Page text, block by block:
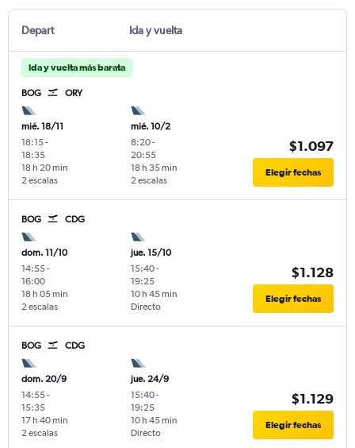
Depart Ida y vuelta
Ida y vuelta más barata
BOG ORY
mié. 18/11
18:15-
18:35
2 escalas
18 h 20 min
mié. 10/2
8:20-
20:55
2 escalas
18 h 35 min
$1.097
Elegir fechas
BOG CDG
dom. 11/10
14:55-
16:00
2 escalas
18 h 05 min
jue. 15/10
15:40-
19:25
Directo
10 h 45 min
$1.128
Elegir fechas
BOG CDG
dom. 20/9
14:55-
15:35
2 escalas
17 h 40 min
jue. 24/9
15:40-
19:25
Directo
10 h 45 min
$1.129
Elegir fechas